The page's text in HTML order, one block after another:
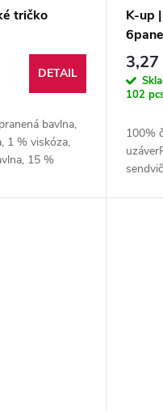
tričko
DETAIL
bavlna,
1 % viskóza,
15 %
K-up
3,27
102
100%